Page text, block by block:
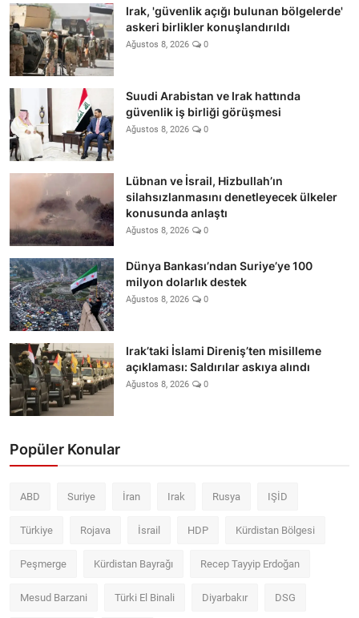
Irak, 'güvenlik açığı bulunan bölgelerde'
askeri birlikler konuşlandırıldı
Ağustos 8, 2026 0
Suudi Arabistan ve Irak hattında
güvenlik iş birliği görüşmesi
Ağustos 8, 2026 0
Lübnan ve İsrail, Hizbullah’ın
silahsızlanmasını denetleyecek ülkeler
konusunda anlaştı
Ağustos 8, 2026 0
Dünya Bankası’ndan Suriye’ye 100
milyon dolarlık destek
Ağustos 8, 2026 0
Irak’taki İslami Direniş’ten misilleme
açıklaması: Saldırılar askıya alındı
Ağustos 8, 2026 0
Popüler Konular
ABD Suriye İran Irak Rusya IŞİD
Türkiye Rojava İsrail HDP Kürdistan Bölgesi
Peşmerge Kürdistan Bayrağı Recep Tayyip Erdoğan
Mesud Barzani Türki El Binali Diyarbakır DSG